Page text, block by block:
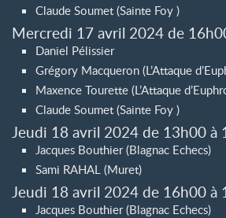
Claude Soumet (Sainte Foy )
Mercredi 17 avril 2024 de
Daniel Pélissier
Grégory Macqueron (L’Attaque
Maxence Tourette (L’Attaque
Claude Soumet (Sainte Foy )
Jeudi 18 avril 2024 de 13h00 à
Jacques Bouthier (Blagnac Echecs)
Sami RAHAL (Muret)
Jeudi 18 avril 2024 de 16h00 à
Jacques Bouthier (Blagnac Echecs)